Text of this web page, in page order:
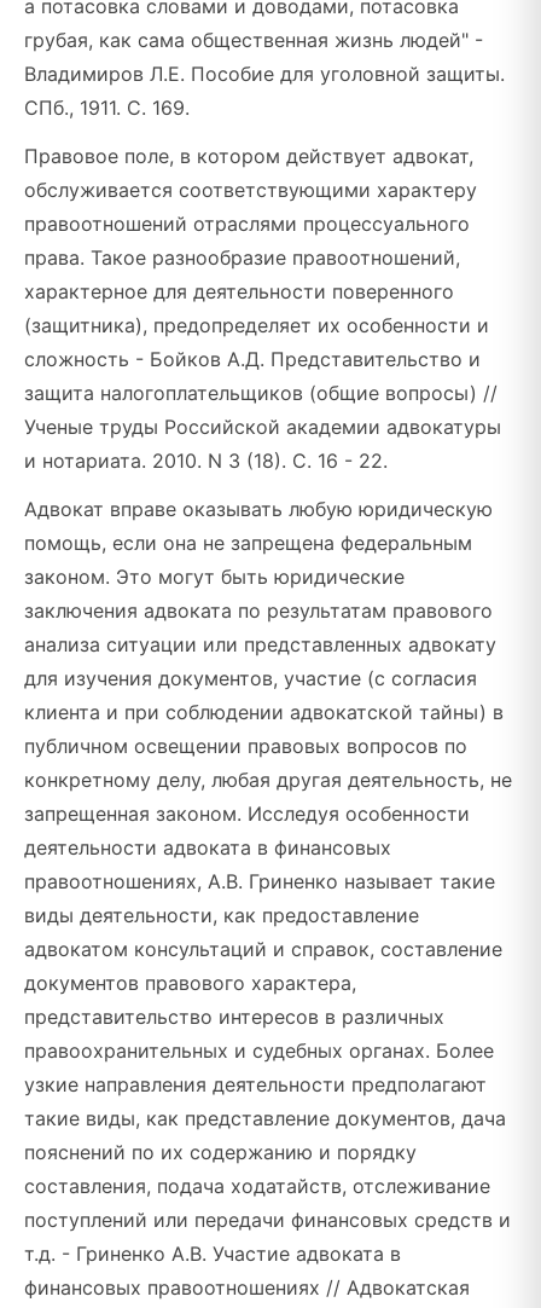
а потасовка словами и доводами, потасовка
грубая, как сама общественная жизнь людей" -
Владимиров Л.Е. Пособие для уголовной защиты.
СПб., 1911. С. 169.
Правовое поле, в котором действует адвокат,
обслуживается соответствующими характеру
правоотношений отраслями процессуального
права. Такое разнообразие правоотношений,
характерное для деятельности поверенного
(защитника), предопределяет их особенности и
сложность - Бойков А.Д. Представительство и
защита налогоплательщиков (общие вопросы) //
Ученые труды Российской академии адвокатуры
и нотариата. 2010. N 3 (18). С. 16 - 22.
Адвокат вправе оказывать любую юридическую
помощь, если она не запрещена федеральным
законом. Это могут быть юридические
заключения адвоката по результатам правового
анализа ситуации или представленных адвокату
для изучения документов, участие (с согласия
клиента и при соблюдении адвокатской тайны) в
публичном освещении правовых вопросов по
конкретному делу, любая другая деятельность, не
запрещенная законом. Исследуя особенности
деятельности адвоката в финансовых
правоотношениях, А.В. Гриненко называет такие
виды деятельности, как предоставление
адвокатом консультаций и справок, составление
документов правового характера,
представительство интересов в различных
правоохранительных и судебных органах. Более
узкие направления деятельности предполагают
такие виды, как представление документов, дача
пояснений по их содержанию и порядку
составления, подача ходатайств, отслеживание
поступлений или передачи финансовых средств и
т.д. - Гриненко А.В. Участие адвоката в
финансовых правоотношениях // Адвокатская